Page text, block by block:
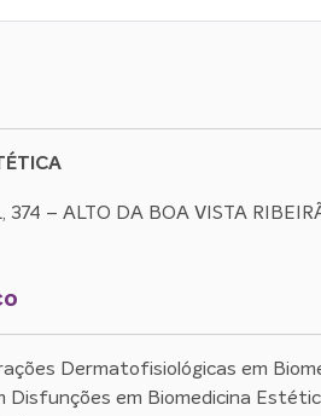
– ALTO DA BOA VISTA
Dermatofisiológicas em
Disfunções em Biomedicina